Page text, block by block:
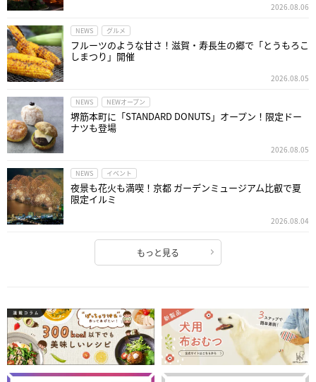
2026.08.06
NEWS グルメ
フルーツのような甘さ！滋賀・寿長生の郷で「とうもろこ
しまつり」開催
2026.08.05
NEWS NEWオープン
堺筋本町に「STANDARD DONUTS」オープン！限定ドー
ナツも登場
2026.08.05
NEWS イベント
夜景も花火も満喫！京都 ガーデンミュージアム比叡で夏
限定イルミ
2026.08.04
もっと見る